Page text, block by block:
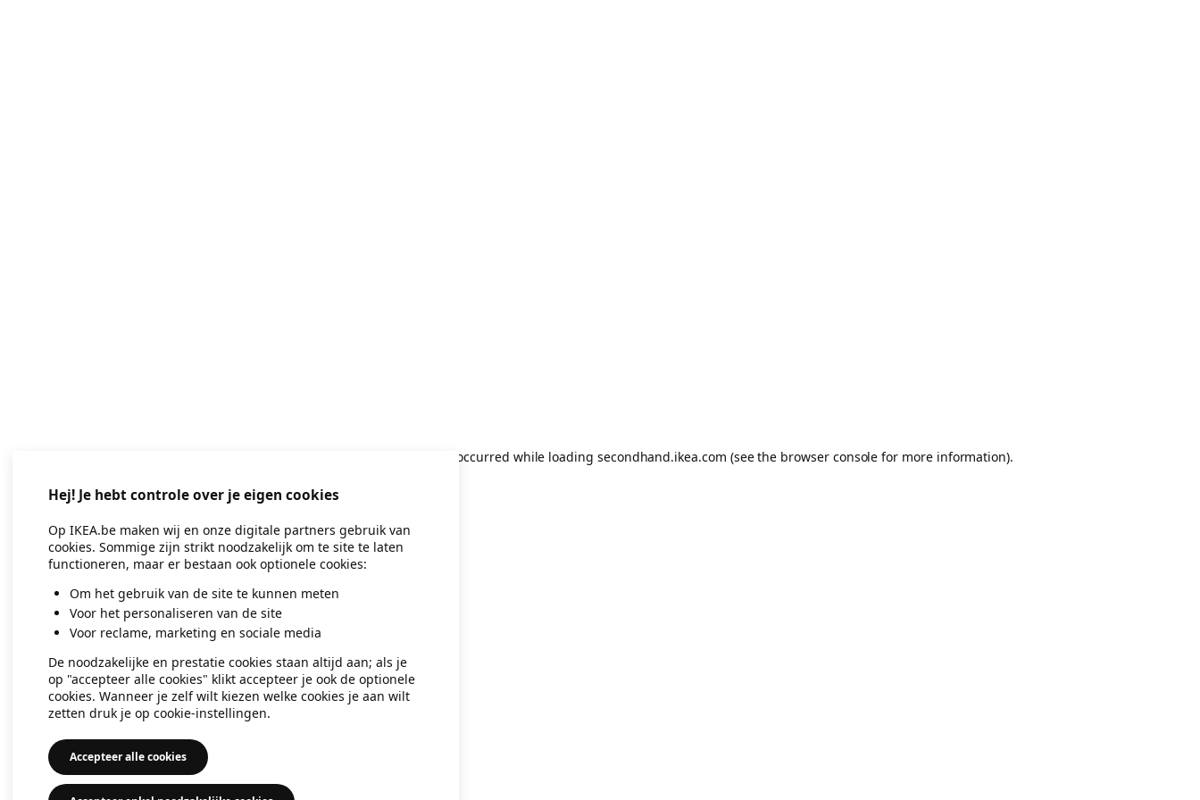
Application error: a client-side exception has occurred while loading secondhand.ikea.com (see the browser console for more information).
Hej! Je hebt controle over je eigen cookies
Op IKEA.be maken wij en onze digitale partners gebruik van
cookies. Sommige zijn strikt noodzakelijk om te site te laten
functioneren, maar er bestaan ook optionele cookies:
Om het gebruik van de site te kunnen meten
Voor het personaliseren van de site
Voor reclame, marketing en sociale media
De noodzakelijke en prestatie cookies staan altijd aan; als je
op "accepteer alle cookies" klikt accepteer je ook de optionele
cookies. Wanneer je zelf wilt kiezen welke cookies je aan wilt
zetten druk je op cookie-instellingen.
Accepteer alle cookies